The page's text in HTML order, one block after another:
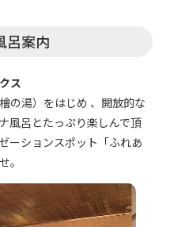
呂案内
ス
の湯）をはじめ 、開放的な
風呂とたっぷり楽しんで頂
ーションスポット「ふれあ
。